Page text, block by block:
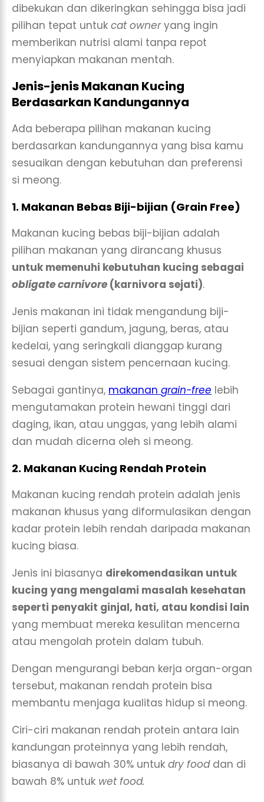
dibekukan dan dikeringkan sehingga bisa jadi
pilihan tepat untuk cat owneryang ingin
memberikan nutrisi alami tanpa repot
menyiapkan makanan mentah.
Jenis-jenis Makanan Kucing
Berdasarkan Kandungannya
Ada beberapa pilihan makanan kucing
berdasarkan kandungannya yang bisa kamu
sesuaikan dengan kebutuhan dan preferensi
si meong.
1. Makanan Bebas Biji-bijian (Grain Free)
Makanan kucing bebas biji-bijian adalah
pilihan makanan yang dirancang khusus
untuk memenuhi kebutuhan kucing sebagai
obligate carnivore (karnivora sejati).
Jenis makanan ini tidak mengandung biji-
bijian seperti gandum, jagung, beras, atau
kedelai, yang seringkali dianggap kurang
sesuai dengan sistem pencernaan kucing.
Sebagai gantinya, makanan grain-free lebih
mengutamakan protein hewani tinggi dari
daging, ikan, atau unggas, yang lebih alami
dan mudah dicerna oleh si meong.
2. Makanan Kucing Rendah Protein
Makanan kucing rendah protein adalah jenis
makanan khusus yang diformulasikan dengan
kadar protein lebih rendah daripada makanan
kucing biasa.
Jenis ini biasanya direkomendasikan untuk
kucing yang mengalami masalah kesehatan
seperti penyakit ginjal, hati, atau kondisi lain
yang membuat mereka kesulitan mencerna
atau mengolah protein dalam tubuh.
Dengan mengurangi beban kerja organ-organ
tersebut, makanan rendah protein bisa
membantu menjaga kualitas hidup si meong.
Ciri-ciri makanan rendah protein antara lain
kandungan proteinnya yang lebih rendah,
biasanya di bawah 30% untuk dry fooddan di
bawah 8% untuk wet food.